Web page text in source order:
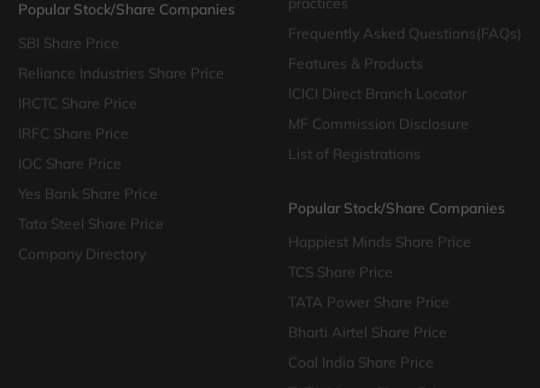
Popular Stock/Share Companies
SBI Share Price
Reliance Industries Share Price
IRCTC Share Price
IRFC Share Price
IOC Share Price
Yes Bank Share Price
Tata Steel Share Price
Company Directory
Frequently Asked Questions(FAQs)
Features & Products
ICICI Direct Branch Locator
MF Commission Disclosure
List of Registrations
Popular Stock/Share Companies
Happiest Minds Share Price
TCS Share Price
TATA Power Share Price
Bharti Airtel Share Price
Coal India Share Price